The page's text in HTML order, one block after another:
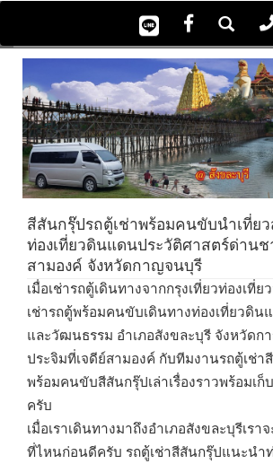
สีสันกรุ๊ปรถตู้เช่าพร้อมคนขับนำเที่ยว
ท่องเที่ยวดินแดนประวัติศาสตร์ด่านช
สามองค์ จังหวัดกาญจนบุรี
เมื่อเช่ารถตู้เดินทางจากกรุงเที่ยวท่องเที่
เช่ารถตู้พร้อมคนขับเดินทางท่องเที่ยวดิน
และวัฒนธรรม อำเภอสังขละบุรี จังหวัดก
ประจิมที่เจดีย์สามองค์ กับทีมงานรถตู้เช่า
พร้อมคนขับสีสันกรุ๊ปเล่าเรื่องราวพร้อมเ
ครับ
เมื่อเราเดินทางมาถึงอำเภอสังขละบุรีเรา
ที่ไหนก่อนดีครับ รถตู้เช่าสีสันกรุ๊ปแนะนำ